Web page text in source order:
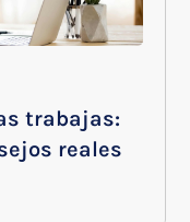
trabajas:
reales